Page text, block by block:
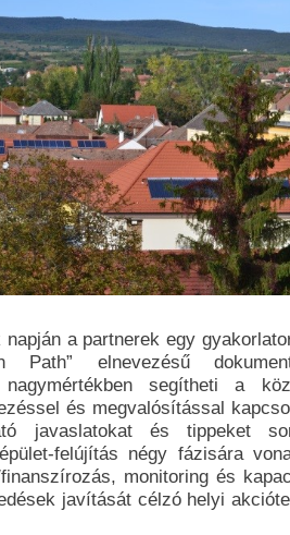
a partnerek egy
Path” elnevezésű
segítheti a
és megvalósítással
javaslatokat és tippeket
felújítás négy fázisára
monitoring és
javítását célzó helyi